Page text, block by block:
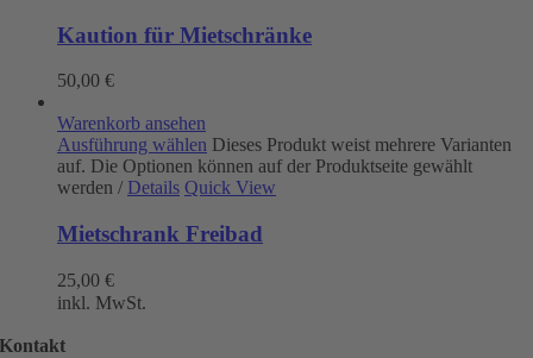
Kaution für Mietschränke
50,00 €
Warenkorb ansehen
Ausführung wählen Dieses Produkt weist mehrere Varianten
auf. Die Optionen können auf der Produktseite gewählt
werden / Details Quick View
Mietschrank Freibad
25,00 €
inkl. MwSt.
Kontakt